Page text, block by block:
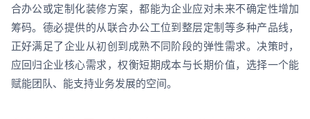
合办公或定制化装修方案，都能为企业应对未来不确定性增加
筹码。德必提供的从联合办公工位到整层定制等多种产品线，
正好满足了企业从初创到成熟不同阶段的弹性需求。决策时，
应回归企业核心需求，权衡短期成本与长期价值，选择一个能
赋能团队、能支持业务发展的空间。